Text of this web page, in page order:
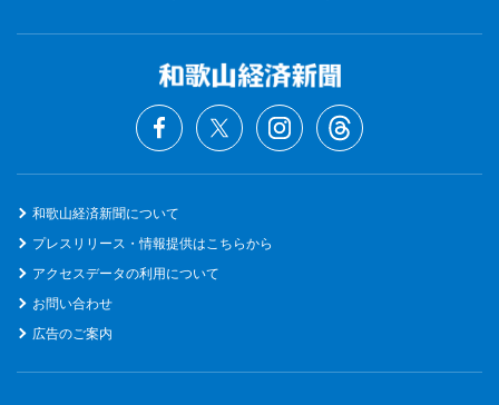
和歌山経済新聞について
プレスリリース・情報提供はこちらから
アクセスデータの利用について
お問い合わせ
広告のご案内